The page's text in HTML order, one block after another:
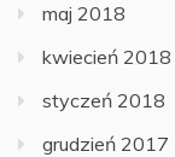
maj 2018
kwiecień 2018
styczeń 2018
grudzień 2017